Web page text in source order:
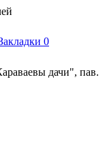
0
дачи", пав.